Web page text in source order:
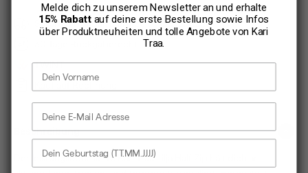
Sofort verfügbar, Lieferzeit: 1-3 Werktage
TWINT
Beschreibung
Der leistungsoptimierte Kari Traa Lilja Half Zip hält dich an
Melde dich zu unserem Newsletter an und erhalte
15% Rabatt auf deine erste Bestellung sowie Infos
über Produktneuheiten und tolle Angebote von Kari
Traa.
E-Mail Adresse
Dein Geburtstag